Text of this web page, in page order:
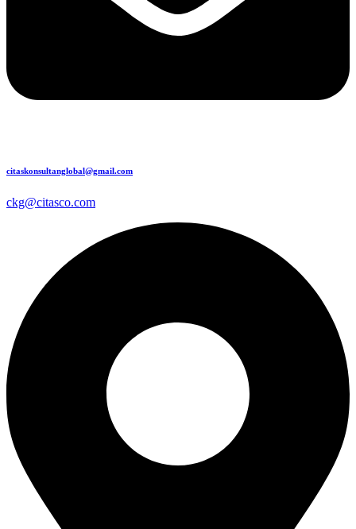
citaskonsultanglobal@gmail.com
ckg@citasco.com